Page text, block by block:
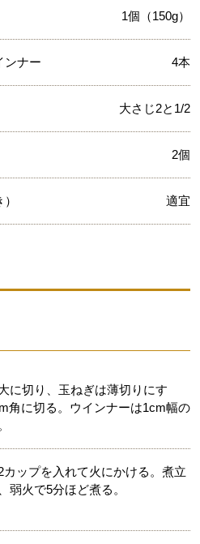
1個（150g）
ンナー 4本
大さじ2と1/2
2個
適宜
に切り、玉ねぎは薄切りにす
角に切る。ウインナーは1cm幅の
ップを入れて火にかける。煮立
弱火で5分ほど煮る。